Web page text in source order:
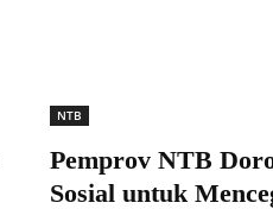
NTB
Pemprov NTB
Sosial untuk